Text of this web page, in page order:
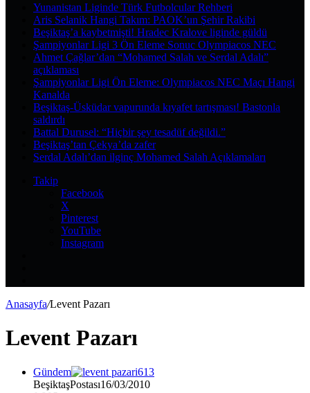
Yunanistan Liginde Türk Futbolcular Rehberi
Aris Selanik Hangi Takım: PAOK’un Şehir Rakibi
Beşiktaş’a kaybetmişti! Hradec Kralove liginde güldü
Şampiyonlar Ligi 3 Ön Eleme Sonuc Olympiacos NEC
Ahmet Çağlar’dan “Mohamed Salah ve Serdal Adalı”
açıklaması
Şampiyonlar Ligi Ön Eleme: Olympiacos NEC Maçı Hangi
Kanalda
Beşiktaş-Üsküdar vapurunda kıyafet tartışması! Bastonla
saldırdı
Battal Durusel: “Hiçbir şey tesadüf değildi.”
Beşiktaş’tan Çekya’da zafer
Serdal Adalı’dan ilginç Mohamed Salah Açıklamaları
Takip
Facebook
X
Pinterest
YouTube
Instagram
Anasayfa/Levent Pazarı
Levent Pazarı
Gündem
BeşiktaşPostası16/03/2010